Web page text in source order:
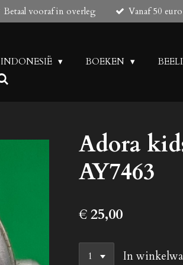
Betaal vooraf in overleg Vanaf 50
INDONESIË BOEKEN
Adora
AY7463
€ 25,00
In